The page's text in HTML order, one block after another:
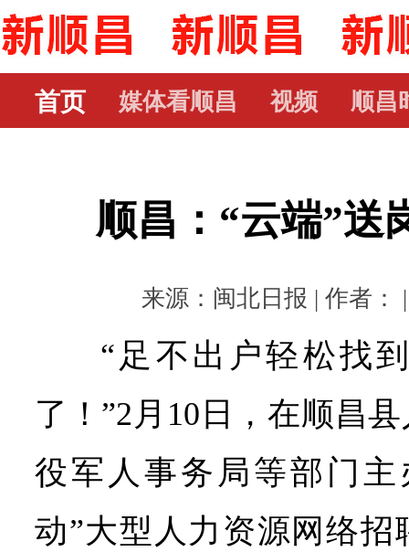
首页 媒体看顺昌 视频 顺昌
顺昌：“云端”送
来源：闽北日报 | 作者：
“足不出户轻松找
了！”2月10日，在顺昌
役军人事务局等部门主
动”大型人力资源网络